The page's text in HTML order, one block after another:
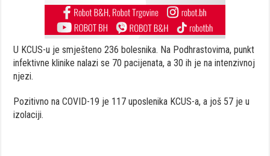
U KCUS-u je smješteno 236 bolesnika. Na Podhrastovima, punkt
infektivne klinike nalazi se 70 pacijenata, a 30 ih je na intenzivnoj
njezi.
Pozitivno na COVID-19 je 117 uposlenika KCUS-a, a još 57 je u
izolaciji.